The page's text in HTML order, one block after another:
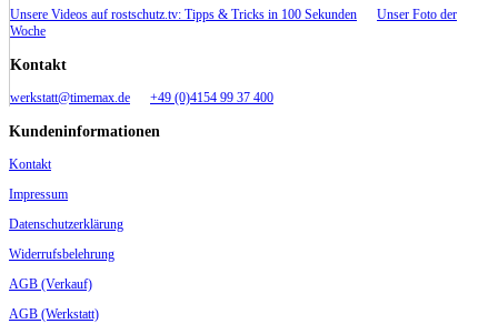
Unsere Videos auf rostschutz.tv: Tipps & Tricks in 100 Sekunden
Unser Foto der
Woche
Kontakt
werkstatt@timemax.de +49 (0)4154 99 37 400
Kundeninformationen
Kontakt
Impressum
Datenschutzerklärung
Widerrufsbelehrung
AGB (Verkauf)
AGB (Werkstatt)